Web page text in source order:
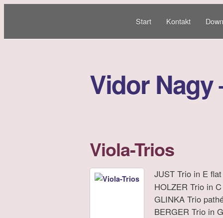
Start Kontakt
Vidor Nagy
Viola-Trios
JUST Trio in E
HOLZER Trio in
GLINKA Trio
BERGER Trio in